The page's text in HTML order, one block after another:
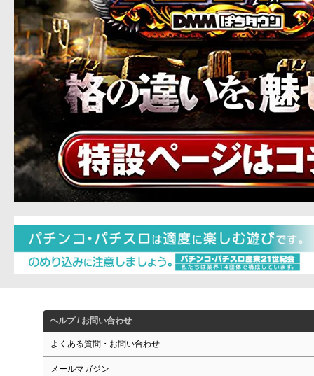
ヘルプ / お問い合わせ
よくある質問・お問い合わせ
メールマガジン